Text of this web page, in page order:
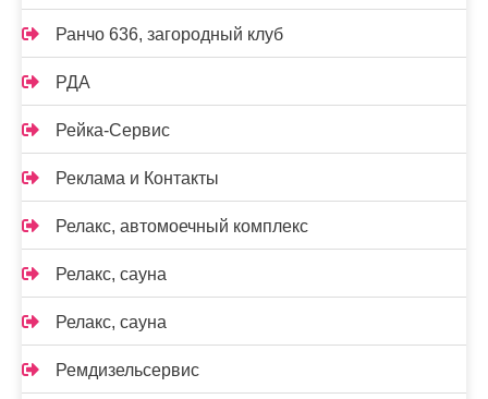
Ранчо 636, загородный клуб
РДА
Рейка-Сервис
Реклама и Контакты
Релакс, автомоечный комплекс
Релакс, сауна
Релакс, сауна
Ремдизельсервис